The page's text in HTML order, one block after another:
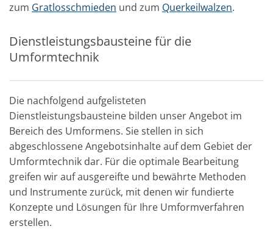
zum Gratlosschmieden und zum Querkeilwalzen.
Dienstleistungsbausteine für die
Umformtechnik
Die nachfolgend aufgelisteten
Dienstleistungsbausteine bilden unser Angebot im
Bereich des Umformens. Sie stellen in sich
abgeschlossene Angebotsinhalte auf dem Gebiet der
Umformtechnik dar. Für die optimale Bearbeitung
greifen wir auf ausgereifte und bewährte Methoden
und Instrumente zurück, mit denen wir fundierte
Konzepte und Lösungen für Ihre Umformverfahren
erstellen.